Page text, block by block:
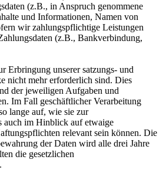
(z.B., in Anspruch genommene
und Informationen, Namen von
wir zahlungspflichtige Leistungen
(z.B., Bankverbindung,
Erbringung unserer satzungs- und
nicht mehr erforderlich sind. Dies
der jeweiligen Aufgaben und
Im Fall geschäftlicher Verarbeitung
lange auf, wie sie zur
auch im Hinblick auf etwaige
relevant sein können. Die
der Daten wird alle drei Jahre
die gesetzlichen